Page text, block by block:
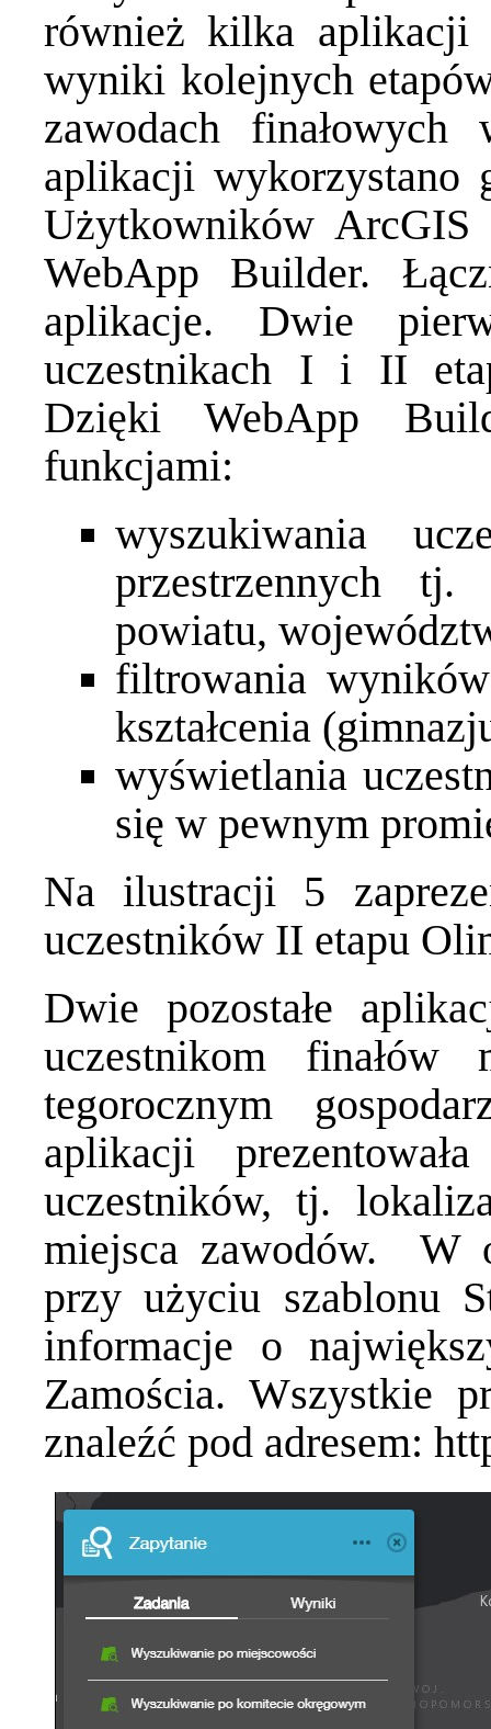
również kilka aplikacji
wyniki kolejnych
zawodach
aplikacji wykorzystano
Użytkowników
WebApp Builder.
aplikacje. Dwie
uczestnikach I i II
Dzięki WebApp
funkcjami:
wyszukiwania
przestrzennych
powiatu,
filtrowania
kształcenia
wyświetlania
się w pewnym
Na ilustracji 5
uczestników II etapu
Dwie pozostałe
uczestnikom finałów
tegorocznym
aplikacji
uczestników, tj.
miejsca zawodów. W
przy użyciu szablonu
informacje o
Zamościa. Wszystkie
znaleźć pod adresem: